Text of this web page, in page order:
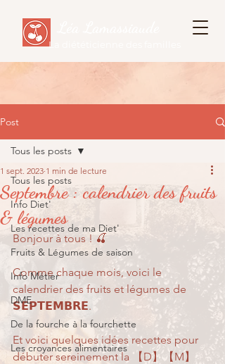
La diététicienne des familles
Post
Tous les posts
Info Diet'
Les recettes de ma Diet'
Fruits & Légumes de saison
Info Métier
DME
De la fourche à la fourchette
Les croyances alimentaires
Tous les posts
Septembre : calendrier des fruits
& légumes
1 sept. 2023 1 min de lecture
Bonjour à tous ! 🍒
Comme chaque mois, voici le
calendrier des fruits et légumes de
𝗦𝗘𝗣𝗧𝗘𝗠𝗕𝗥𝗘.
Et voici quelques idées recettes pour
débuter sereinement la 【D】【M】